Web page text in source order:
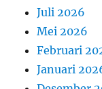
Juli 2026
Mei 2026
Februari
Januari